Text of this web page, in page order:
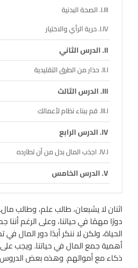
الصحة البدنية
حرية الرأي والاختيار
الدرس الثاني
حذار من الطرق التقليدية
الدرس الثالث
قم ببناء نظام لأعمالك
الدرس الرابع
اجذب المال بدل من أن تطارده
الدرس الخامس
كن مسؤولاً وقابلاً للتقييم
الدرس السادس
ركز على كيفية تنفيذ الفكرة وليس
الدرس السابع
اثنان لا يشبعان، طالب علم، وطالب
دورًا مهمًا في حياتنا، وعلى الرغم
الحياة، ولكن لا ننكر أبدًا دور المال
أهمية جمع المال في حياتنا. ويجب
ذكاء مع أموالهم. وهذه بعض الدروس